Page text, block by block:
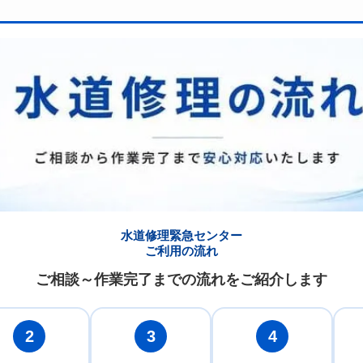
水道修理緊急センター
ご利用の流れ
ご相談～作業完了までの流れをご紹介します
2 3 4